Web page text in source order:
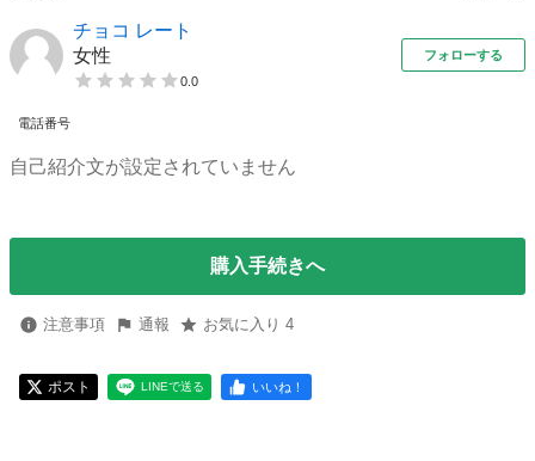
チョコ レート
女性
0.0
フォローする
電話番号
自己紹介文が設定されていません
購入手続きへ
注意事項 通報 お気に入り 4
ポスト LINEで送る いいね！